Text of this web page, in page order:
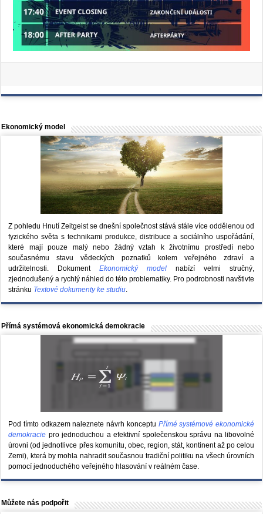
Ekonomický model
Z pohledu Hnutí Zeitgeist se dnešní společnost stává stále více oddělenou od
fyzického světa s technikami produkce, distribuce a sociálního uspořádání,
které mají pouze malý nebo žádný vztah k životnímu prostředí nebo
současnému stavu vědeckých poznatků kolem veřejného zdraví a
udržitelnosti. DokumentEkonomický model nabízí velmi stručný,
zjednodušený a rychlý náhled do této problematiky. Pro podrobnosti navštivte
stránku Textové dokumenty ke studiu.
Přímá systémová ekonomická demokracie
Pod tímto odkazem naleznete návrh konceptu Přímé systémové ekonomické
demokracie pro jednoduchou a efektivní společenskou správu na libovolné
úrovni (od jednotlivce přes komunitu, obec, region, stát, kontinent až po celou
Zemi), která by mohla nahradit současnou tradiční politiku na všech úrovních
pomocí jednoduchého veřejného hlasování v reálném čase.
Můžete nás podpořit